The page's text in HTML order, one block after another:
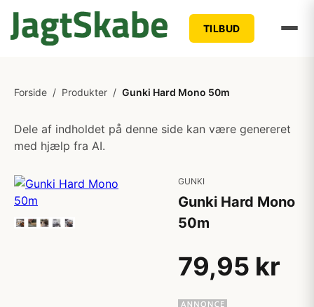
TILBUD
Forside / Produkter / Gunki Hard Mono 50m
Dele af indholdet på denne side kan være genereret
med hjælp fra AI.
GUNKI
Gunki Hard Mono
50m
79,95 kr